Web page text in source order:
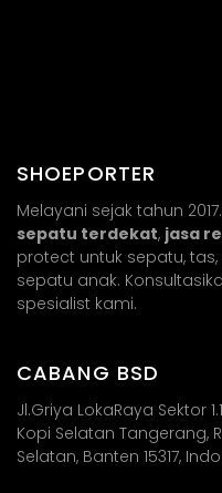
SHOEPORTER
Melayani sejak tahun
sepatu terdekat, jasa
protect untuk sepatu,
sepatu anak.
spesialist kami.
CABANG BSD
Jl.Griya LokaRaya Sektor
Kopi Selatan Tangerang,
Selatan, Banten 15317,